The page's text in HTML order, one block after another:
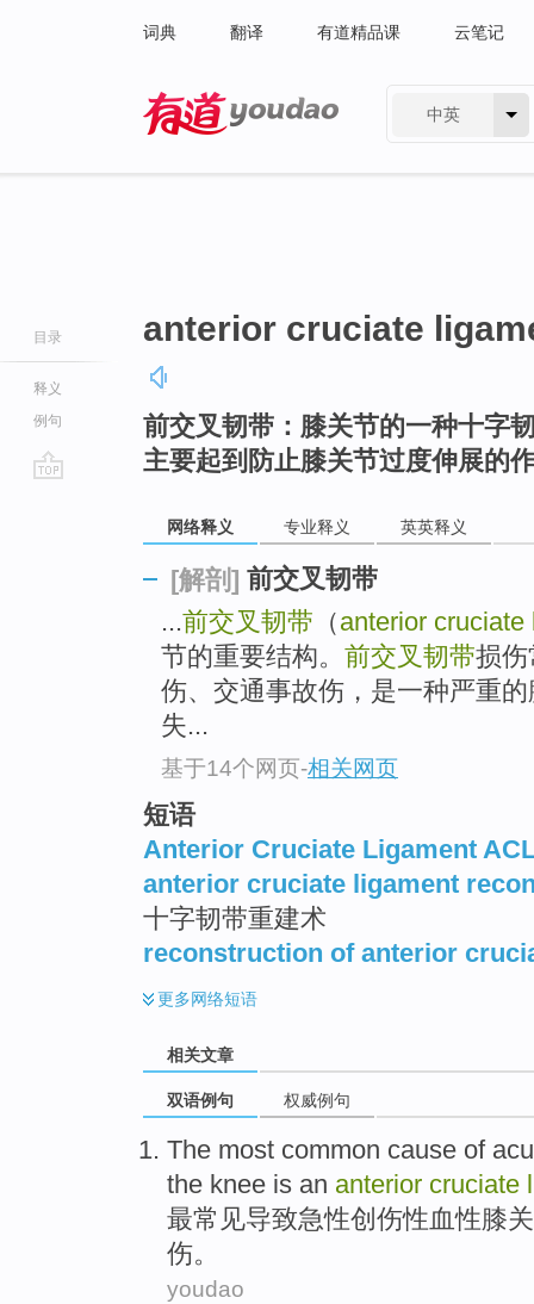
词典 翻译 有道精品课 云笔记
中英
目录
释义
例句
anterior cruciate
前交叉韧带：膝关节的一种十字
主要起到防止膝关节过度伸展的
网络释义 专业释义 英英释义
[解剖] 前交叉韧带
...前交叉韧带 （anterior cruciate
节的重要结构。 前交叉韧带损
伤、交通事故伤，是一种严重
失...
基于14个网页-相关网页
短语
Anterior Cruciate Ligament
anterior cruciate ligament
十字韧带重建术
reconstruction of anterior
更多网络短语
相关文章
双语例句 权威例句
The most common cause of
the knee is an anterior cruciate
最常见导致急性创伤性血性膝
伤。
youdao